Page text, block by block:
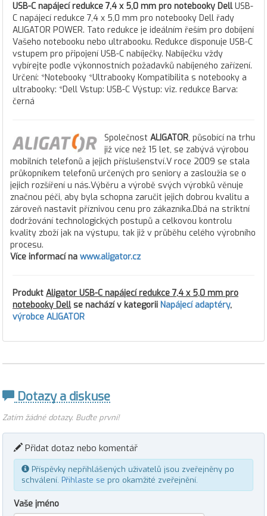
USB-C napájecí redukce 7,4 x 5,0 mm pro notebooky DellUSB-
C napájecí redukce 7,4 x 5,0 mm pro notebooky Dell řady
ALIGATOR POWER. Tato redukce je ideálním řeším pro dobíjení
Vašeho notebooku nebo ultrabooku. Redukce disponuje USB-C
vstupem pro připojení USB-C nabíječky. Nabíječku vždy
vybírejte podle výkonnostních požadavků nabíjeného zařízení.
Určení: *Notebooky *Ultrabooky Kompatibilita s notebooky a
ultrabooky: *Dell Vstup: USB-C Výstup: viz. redukce Barva:
černá
Společnost ALIGATOR, působící na trhu
již více než 15 let, se zabývá výrobou
mobilních telefonů a jejich příslušenství.V roce 2009 se stala
průkopníkem telefonů určených pro seniory a zasloužia se o
jejich rozšíření u nás.Výběru a výrobě svých výrobků věnuje
značnou péči, aby byla schopna zaručit jejich dobrou kvalitu a
zároveň nastavit příznivou cenu pro zákazníka.Dbá na striktní
dodržování technologických postupů a celkovou kontrolu
kvality zboží jak na výstupu, tak již v průběhu celého výrobního
procesu.
Více informací na www.aligator.cz
Produkt Aligator USB-C napájecí redukce 7,4 x 5,0 mm pro
notebooky Dellse nachází v kategorii Napájecí adaptéry,
výrobce ALIGATOR
Dotazy a diskuse
Zatím žádné dotazy. Buďte první!
Přidat dotaz nebo komentář
Příspěvky nepřihlášených uživatelů jsou zveřejněny po
schválení. Přihlaste se pro okamžité zveřejnění.
Vaše jméno